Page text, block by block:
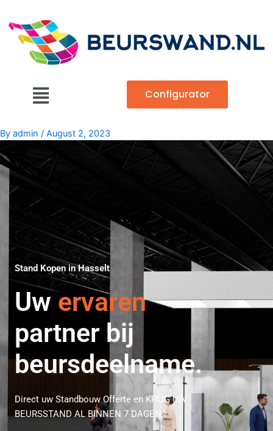
content
Main
Menu
Configurator
By admin / August 2, 2023
Stand Kopen in Hasselt
Uw professionele
partner bij
beursdeelname.
Direct uw Standbouw Offerte en KRIJG UW
BEURSSTAND AL BINNEN 7 DAGEN !